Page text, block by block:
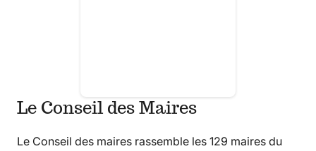
Le Conseil des Maires
Le Conseil des maires rassemble les 129 maires du